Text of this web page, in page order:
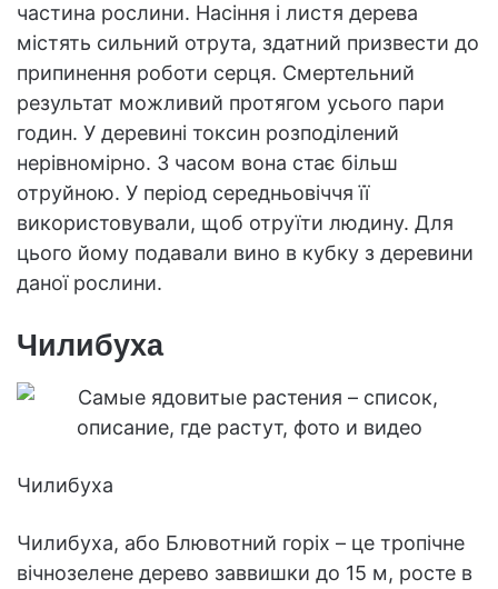
частина рослини. Насіння і листя дерева
містять сильний отрута, здатний призвести до
припинення роботи серця. Смертельний
результат можливий протягом усього пари
годин. У деревині токсин розподілений
нерівномірно. З часом вона стає більш
отруйною. У період середньовіччя її
використовували, щоб отруїти людину. Для
цього йому подавали вино в кубку з деревини
даної рослини.
Чилибуха
Чилибуха
Чилибуха, або Блювотний горіх – це тропічне
вічнозелене дерево заввишки до 15 м, росте в